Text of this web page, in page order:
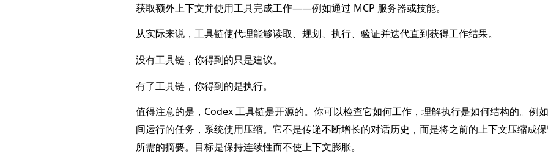
获取额外上下文并使用工具完成工作——例如通过 MCP 服务器或技能。
从实际来说，工具链使代理能够读取、规划、执行、验证并迭代直到获得工作结果。
没有工具链，你得到的只是建议。
有了工具链，你得到的是执行。
值得注意的是，Codex 工具链是开源的。你可以检查它如何工作，理解执行是如何结构的。例
间运行的任务，系统使用压缩。它不是传递不断增长的对话历史，而是将之前的上下文压缩成
所需的摘要。目标是保持连续性而不使上下文膨胀。